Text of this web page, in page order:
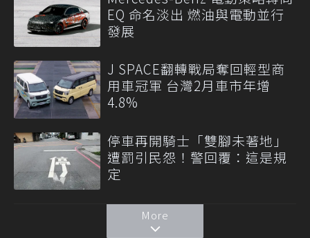
EQ 命名淡出 燃油與電動並行
發展
J SPACE翻轉戰局奪回輕型商
用車冠軍 台灣2月車市年增
4.8%
停車再開騎士「雙腳未著地」
遭罰引民怨！警回覆：這是規
定
More